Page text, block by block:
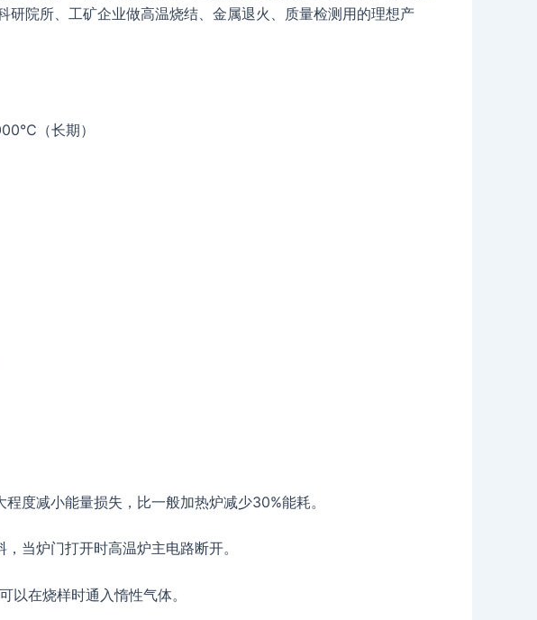
研院所、工矿企业做高温烧结、金属退火、质量检测用的理想产
（长期）
度减小能量损失，比一般加热炉减少30%能耗。
当炉门打开时高温炉主电路断开。
在烧样时通入惰性气体。